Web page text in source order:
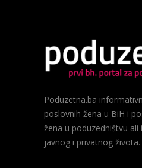
Poduzetna.ba
poslovnih žena u BiH i
žena u poduzedništvu ali
javnog i privatnog života.